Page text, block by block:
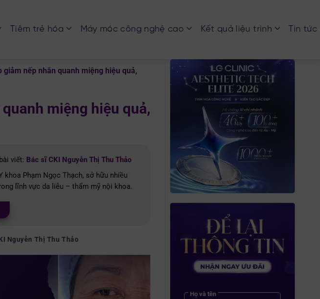
Tiêm trẻ hóa Máy móc công nghệ cao Kết quả liệu trình Tin tức
giảm nếp nhăn quanh miệng hiệu quả,
miệng hiệu quả,
viết: Bác sĩ CKI Nguyễn Thị Thu Thảo
khoa Phạm Ngọc Thạch, sở hữu nhiều
lĩnh vực da liễu – thẩm mỹ nội khoa.
Nguyễn Thị Thu Thảo
Họ và tên